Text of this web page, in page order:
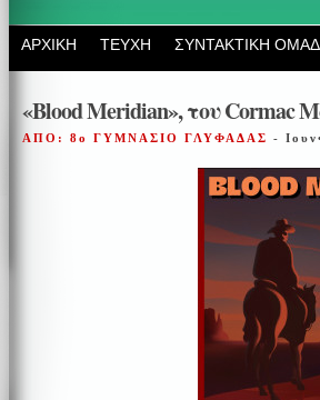
ΑΡΧΙΚΗ ΤΕΥΧΗ ΣΥΝΤΑΚΤΙΚΗ
«Blood Meridian», του Cormac
ΑΠΟ: 8ο ΓΥΜΝΑΣΙΟ ΓΛΥΦΑΔΑΣ -